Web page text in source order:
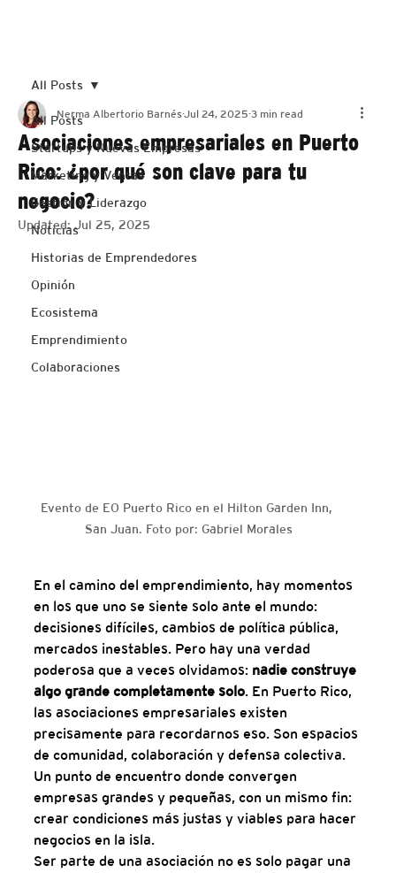
All Posts
Startups y Nuevas Empresas
Marketing y Ventas
Gestión y Liderazgo
Noticias
Historias de Emprendedores
Opinión
Ecosistema
Emprendimiento
Colaboraciones
All Posts
Asociaciones empresariales en Puerto
Rico: ¿por qué son clave para tu
negocio?
Nerma Albertorio BarnésJul 24, 2025 3 min read
Updated: Jul 25, 2025
Evento de EO Puerto Rico en el Hilton Garden Inn,
San Juan. Foto por: Gabriel Morales
En el camino del emprendimiento, hay momentos
en los que uno se siente solo ante el mundo:
decisiones difíciles, cambios de política pública,
mercados inestables. Pero hay una verdad
poderosa que a veces olvidamos: nadie construye
algo grande completamente solo. En Puerto Rico,
las asociaciones empresariales existen
precisamente para recordarnos eso. Son espacios
de comunidad, colaboración y defensa colectiva.
Un punto de encuentro donde convergen
empresas grandes y pequeñas, con un mismo fin:
crear condiciones más justas y viables para hacer
negocios en la isla.
Ser parte de una asociación no es solo pagar una